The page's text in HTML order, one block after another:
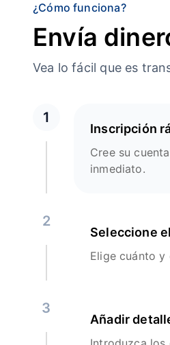
¿Cómo funciona?
Envía
Vea lo fácil que es
1
Inscripción
Cree su
inmediato.
2
Seleccione
Elige cuánto
3
Añadir